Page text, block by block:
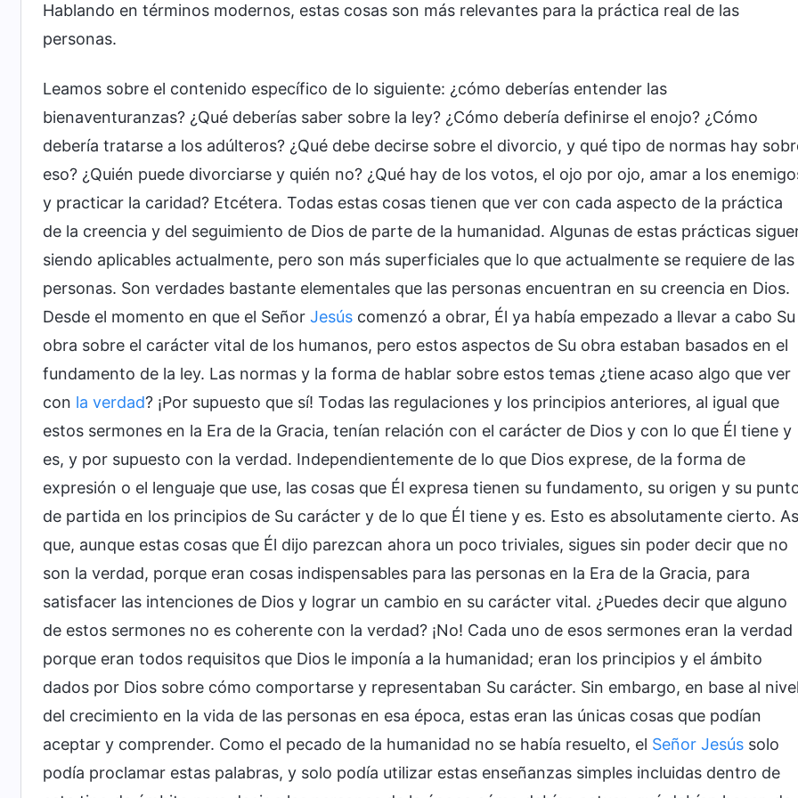
Hablando en términos modernos, estas cosas son más relevantes para la práctica real de las
personas.
Leamos sobre el contenido específico de lo siguiente: ¿cómo deberías entender las
bienaventuranzas? ¿Qué deberías saber sobre la ley? ¿Cómo debería definirse el enojo? ¿Cómo
debería tratarse a los adúlteros? ¿Qué debe decirse sobre el divorcio, y qué tipo de normas hay
eso? ¿Quién puede divorciarse y quién no? ¿Qué hay de los votos, el ojo por ojo, amar a los
y practicar la caridad? Etcétera. Todas estas cosas tienen que ver con cada aspecto de la práctica
de la creencia y del seguimiento de Dios de parte de la humanidad. Algunas de estas prácticas
siendo aplicables actualmente, pero son más superficiales que lo que actualmente se requiere de las
personas. Son verdades bastante elementales que las personas encuentran en su creencia en Dios.
Desde el momento en que el Señor Jesús comenzó a obrar, Él ya había empezado a llevar a cabo Su
obra sobre el carácter vital de los humanos, pero estos aspectos de Su obra estaban basados en el
fundamento de la ley. Las normas y la forma de hablar sobre estos temas ¿tiene acaso algo que ver
con la verdad? ¡Por supuesto que sí! Todas las regulaciones y los principios anteriores, al igual que
estos sermones en la Era de la Gracia, tenían relación con el carácter de Dios y con lo que Él tiene y
es, y por supuesto con la verdad. Independientemente de lo que Dios exprese, de la forma de
expresión o el lenguaje que use, las cosas que Él expresa tienen su fundamento, su origen y su
de partida en los principios de Su carácter y de lo que Él tiene y es. Esto es absolutamente cierto.
que, aunque estas cosas que Él dijo parezcan ahora un poco triviales, sigues sin poder decir que no
son la verdad, porque eran cosas indispensables para las personas en la Era de la Gracia, para
satisfacer las intenciones de Dios y lograr un cambio en su carácter vital. ¿Puedes decir que alguno
de estos sermones no es coherente con la verdad? ¡No! Cada uno de esos sermones eran la verdad
porque eran todos requisitos que Dios le imponía a la humanidad; eran los principios y el ámbito
dados por Dios sobre cómo comportarse y representaban Su carácter. Sin embargo, en base al nivel
del crecimiento en la vida de las personas en esa época, estas eran las únicas cosas que podían
aceptar y comprender. Como el pecado de la humanidad no se había resuelto, el Señor Jesús solo
podía proclamar estas palabras, y solo podía utilizar estas enseñanzas simples incluidas dentro de